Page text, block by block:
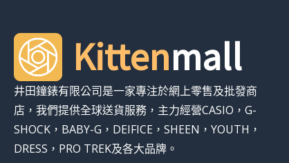
Kittenmall
井田鐘錶有限公司是一家專注於網上零售及批發商
店，我們提供全球送貨服務，主力經營CASIO，G-
SHOCK，BABY-G，DEIFICE，SHEEN，YOUTH，
DRESS，PRO TREK及各大品牌。